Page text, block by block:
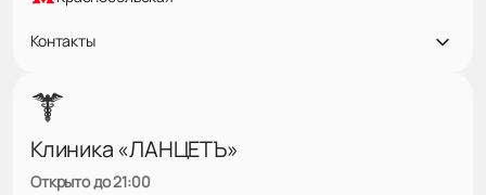
Контакты
Клиника «ЛАНЦЕТЪ»
Открыто до 21:00